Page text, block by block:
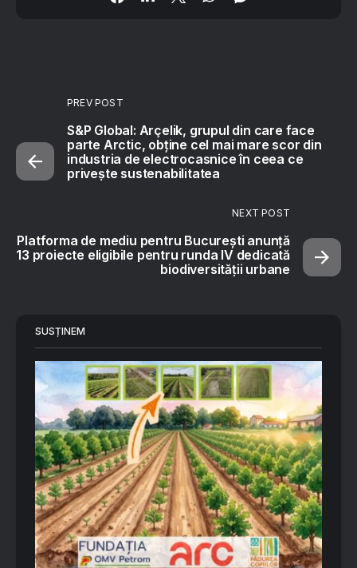
PREV POST
S&P Global: Arçelik, grupul din care face
parte Arctic, obține cel mai mare scor din
industria de electrocasnice în ceea ce
privește sustenabilitatea
NEXT POST
Platforma de mediu pentru București anunță
13 proiecte eligibile pentru runda IV dedicată
biodiversității urbane
SUSȚINEM